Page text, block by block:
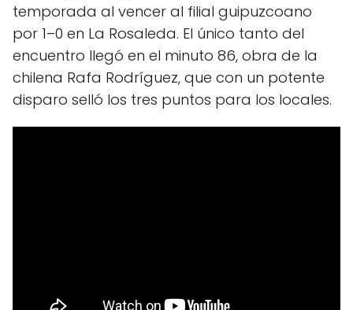
temporada al vencer al filial guipuzcoano
por 1–0 en La Rosaleda. El único tanto del
encuentro llegó en el minuto 86, obra de la
chilena Rafa Rodríguez, que con un potente
disparo selló los tres puntos para los locales.